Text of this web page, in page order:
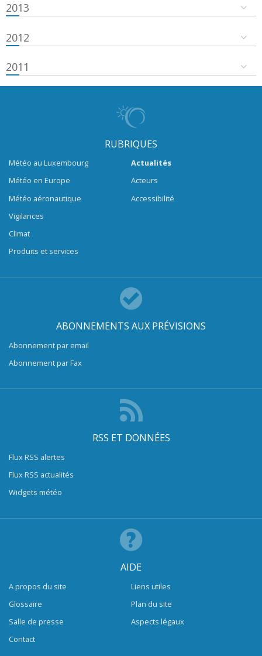
2013
2012
2011
RUBRIQUES
Météo au Luxembourg
Météo en Europe
Météo aéronautique
Vigilances
Climat
Produits et services
Actualités
Acteurs
Accessibilité
ABONNEMENTS AUX PRÉVISIONS
Abonnement par email
Abonnement par Fax
RSS ET DONNÉES
Flux RSS alertes
Flux RSS actualités
Widgets météo
AIDE
A propos du site
Glossaire
Salle de presse
Contact
Liens utiles
Plan du site
Aspects légaux